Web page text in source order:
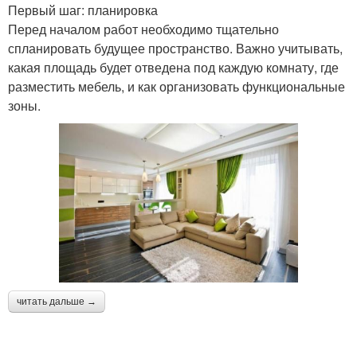
Первый шаг: планировка
Перед началом работ необходимо тщательно
спланировать будущее пространство. Важно учитывать,
какая площадь будет отведена под каждую комнату, где
разместить мебель, и как организовать функциональные
зоны.
читать дальше →